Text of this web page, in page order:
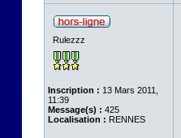
Rulezzz
Inscription : 13 Mars 2011,
11:39
Message(s) : 425
Localisation : RENNES